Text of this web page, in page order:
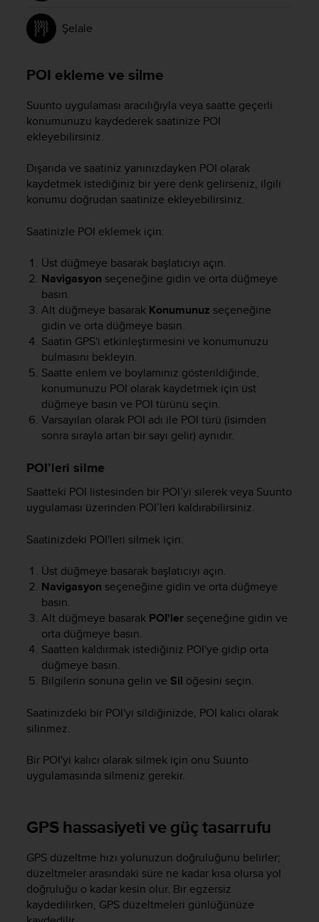
Şelale
POI ekleme ve silme
Suunto uygulaması aracılığıyla veya saatte geçerli
konumunuzu kaydederek saatinize POI
ekleyebilirsiniz.
Dışarıda ve saatiniz yanınızdayken POI olarak
kaydetmek istediğiniz bir yere denk gelirseniz, ilgili
konumu doğrudan saatinize ekleyebilirsiniz.
Saatinizle POI eklemek için:
Üst düğmeye basarak başlatıcıyı açın.
Navigasyon seçeneğine gidin ve orta düğmeye
basın.
Alt düğmeye basarak Konumunuz seçeneğine
gidin ve orta düğmeye basın.
Saatin GPS'i etkinleştirmesini ve konumunuzu
bulmasını bekleyin.
Saatte enlem ve boylamınız gösterildiğinde,
konumunuzu POI olarak kaydetmek için üst
düğmeye basın ve POI türünü seçin.
Varsayılan olarak POI adı ile POI türü (isimden
sonra sırayla artan bir sayı gelir) aynıdır.
POI’leri silme
Saatteki POI listesinden bir POI’yi silerek veya Suunto
uygulaması üzerinden POI’leri kaldırabilirsiniz.
Saatinizdeki POI'leri silmek için:
Üst düğmeye basarak başlatıcıyı açın.
Navigasyon seçeneğine gidin ve orta düğmeye
basın.
Alt düğmeye basarak POI'lerseçeneğine gidin ve
orta düğmeye basın.
Saatten kaldırmak istediğiniz POI'ye gidip orta
düğmeye basın.
Bilgilerin sonuna gelin ve Sil öğesini seçin.
Saatinizdeki bir POI'yi sildiğinizde, POI kalıcı olarak
silinmez.
Bir POI'yi kalıcı olarak silmek için onu Suunto
uygulamasında silmeniz gerekir.
GPS hassasiyeti ve güç tasarrufu
GPS düzeltme hızı yolunuzun doğruluğunu belirler;
düzeltmeler arasındaki süre ne kadar kısa olursa yol
doğruluğu o kadar kesin olur. Bir egzersiz
kaydedilirken, GPS düzeltmeleri günlüğünüze